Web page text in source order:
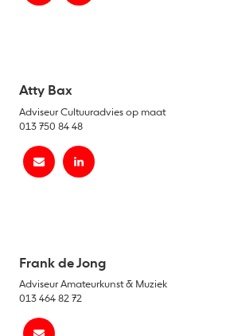
Atty Bax
Adviseur Cultuuradvies op maat
013 750 84 48
Frank de Jong
Adviseur Amateurkunst & Muziek
013 464 82 72